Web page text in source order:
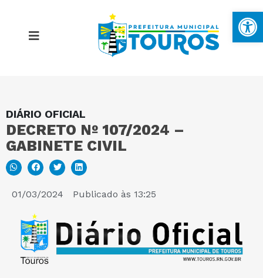
DIÁRIO OFICIAL
DECRETO Nº 107/2024 –
GABINETE CIVIL
01/03/2024 Publicado às 13:25
MAPA DO SITE
PORTAL DA TRANSPARÊNCIA
E-SIC
PERGUNTAS FREQUENTES